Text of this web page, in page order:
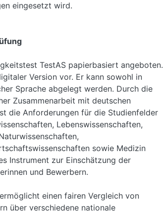
eingesetzt wird.
TestAS papierbasiert angeboten.
Version vor. Er kann sowohl in
Sprache abgelegt werden. Durch die
Zusammenarbeit mit deutschen
die Anforderungen für die Studienfelder
Lebenswissenschaften,
sowie Medizin
Instrument zur Einschätzung der
und Bewerbern.
einen fairen Vergleich von
über verschiedene nationale